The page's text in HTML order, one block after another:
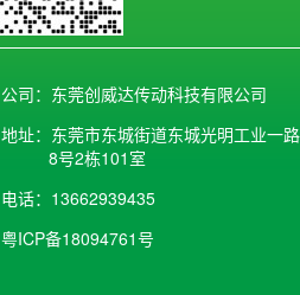
公司：东莞创威达传动科技有限公司
地址：东莞市东城街道东城光明工业一路
8号2栋101室
电话：13662939435
粤ICP备18094761号